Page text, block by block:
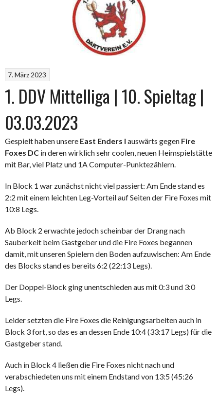
7. März 2023
1. DDV Mittelliga | 10. Spieltag |
03.03.2023
Gespielt haben unsere East Enders I auswärts gegen Fire
Foxes DC in deren wirklich sehr coolen, neuen Heimspielstätte
mit Bar, viel Platz und 1A Computer-Punktezählern.
In Block 1 war zunächst nicht viel passiert: Am Ende stand es
2:2 mit einem leichten Leg-Vorteil auf Seiten der Fire Foxes mit
10:8 Legs.
Ab Block 2 erwachte jedoch scheinbar der Drang nach
Sauberkeit beim Gastgeber und die Fire Foxes begannen
damit, mit unseren Spielern den Boden aufzuwischen: Am Ende
des Blocks stand es bereits 6:2 (22:13 Legs).
Der Doppel-Block ging unentschieden aus mit 0:3 und 3:0
Legs.
Leider setzten die Fire Foxes die Reinigungsarbeiten auch in
Block 3 fort, so das es an dessen Ende 10:4 (33:17 Legs) für die
Gastgeber stand.
Auch in Block 4 ließen die Fire Foxes nicht nach und
verabschiedeten uns mit einem Endstand von 13:5 (45:26
Legs).